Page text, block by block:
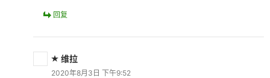
回复
维拉
2020年8月3日 下午9:52